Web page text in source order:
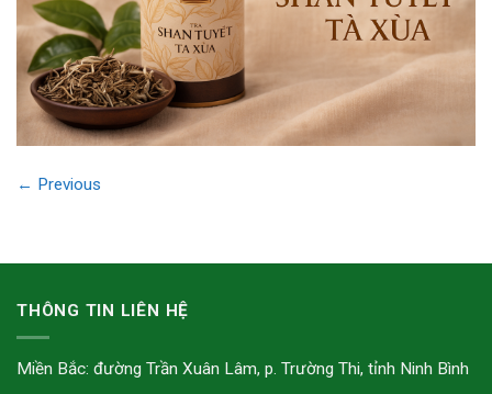
← Previous
THÔNG TIN LIÊN HỆ
Miền Bắc: đường Trần Xuân Lâm, p. Trường Thi, tỉnh Ninh Bình